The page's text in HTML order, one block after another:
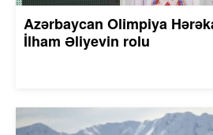
Azərbaycan Olimpiya
İlham Əliyevin rolu